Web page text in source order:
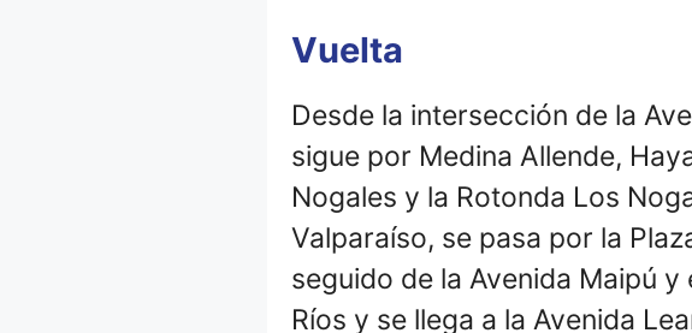
Vuelta
Desde la intersección de la
sigue por Medina Allende,
Nogales y la Rotonda Los
Valparaíso, se pasa por la
seguido de la Avenida Maipú
Ríos y se llega a la Avenida